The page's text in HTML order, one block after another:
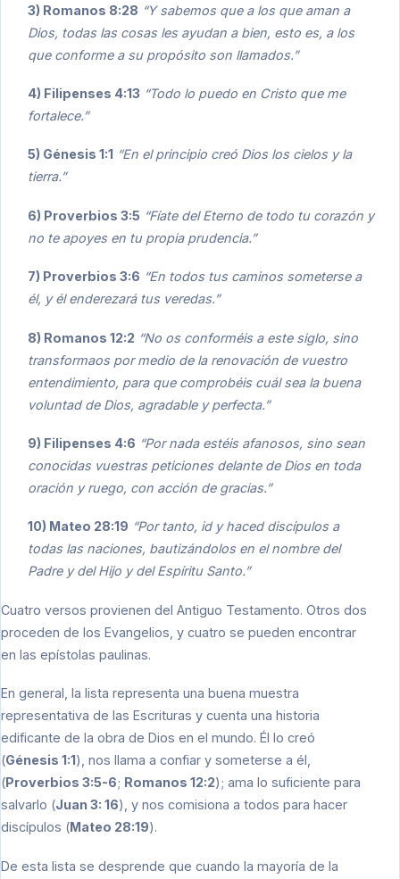
3) Romanos 8:28 “Y sabemos que a los que aman a
Dios, todas las cosas les ayudan a bien, esto es, a los
que conforme a su propósito son llamados.”
4) Filipenses 4:13 “Todo lo puedo en Cristo que me
fortalece.”
5) Génesis 1:1 “En el principio creó Dios los cielos y la
tierra.”
6) Proverbios 3:5 “Fíate del Eterno de todo tu corazón y
no te apoyes en tu propia prudencia.”
7) Proverbios 3:6 “En todos tus caminos someterse a
él, y él enderezará tus veredas.”
8) Romanos 12:2 “No os conforméis a este siglo, sino
transformaos por medio de la renovación de vuestro
entendimiento, para que comprobéis cuál sea la buena
voluntad de Dios, agradable y perfecta.”
9) Filipenses 4:6 “Por nada estéis afanosos, sino sean
conocidas vuestras peticiones delante de Dios en toda
oración y ruego, con acción de gracias.”
10) Mateo 28:19 “Por tanto, id y haced discípulos a
todas las naciones, bautizándolos en el nombre del
Padre y del Hijo y del Espíritu Santo.”
Cuatro versos provienen del Antiguo Testamento. Otros dos
proceden de los Evangelios, y cuatro se pueden encontrar
en las epístolas paulinas.
En general, la lista representa una buena muestra
representativa de las Escrituras y cuenta una historia
edificante de la obra de Dios en el mundo. Él lo creó
(Génesis 1:1), nos llama a confiar y someterse a él,
(Proverbios 3:5-6; Romanos 12:2); ama lo suficiente para
salvarlo (Juan 3: 16), y nos comisiona a todos para hacer
discípulos (Mateo 28:19).
De esta lista se desprende que cuando la mayoría de la